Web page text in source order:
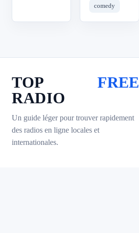
comedy
TOP
RADIO
FREE
Un guide léger pour trouver rapidement
des radios en ligne locales et
internationales.